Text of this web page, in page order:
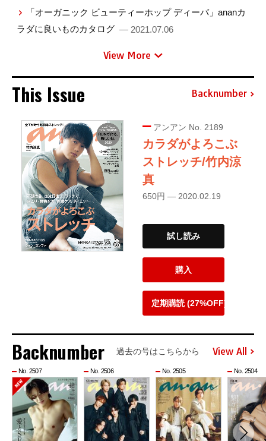
「オーガニック ビューティーホップ ディーバ」ananカ
ラダに良いものカタログ — 2021.07.06
View More
This Issue Backnumber
アンアン No. 2189
カラダがよろこぶ
ストレッチ/竹内涼
真
650円 — 2020.02.19
試し読み
購入
定期購読 (27%OFF)
Backnumber 過去の号はこちらから View All
No. 2507 No. 2506 No. 2505 No. 2504